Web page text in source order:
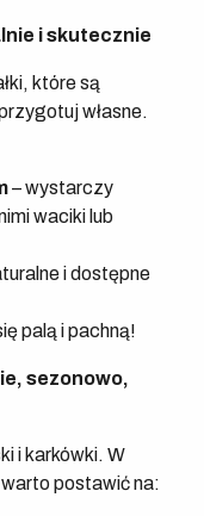
i skutecznie
które są
własne.
– wystarczy
waciki lub
i dostępne
palą i pachną!
sezonowo,
i karkówki. W
postawić na: